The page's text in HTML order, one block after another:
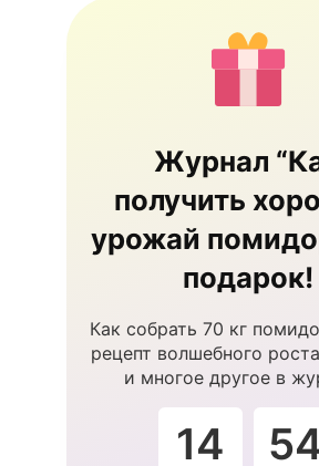
Журнал
получить
урожай
подарок!
Как собрать 70 кг
рецепт волшебного
и многое другое в
14